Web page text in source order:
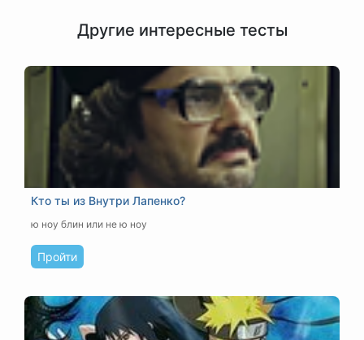
Другие интересные тесты
Кто ты из Внутри Лапенко?
ю ноу блин или не ю ноу
Пройти